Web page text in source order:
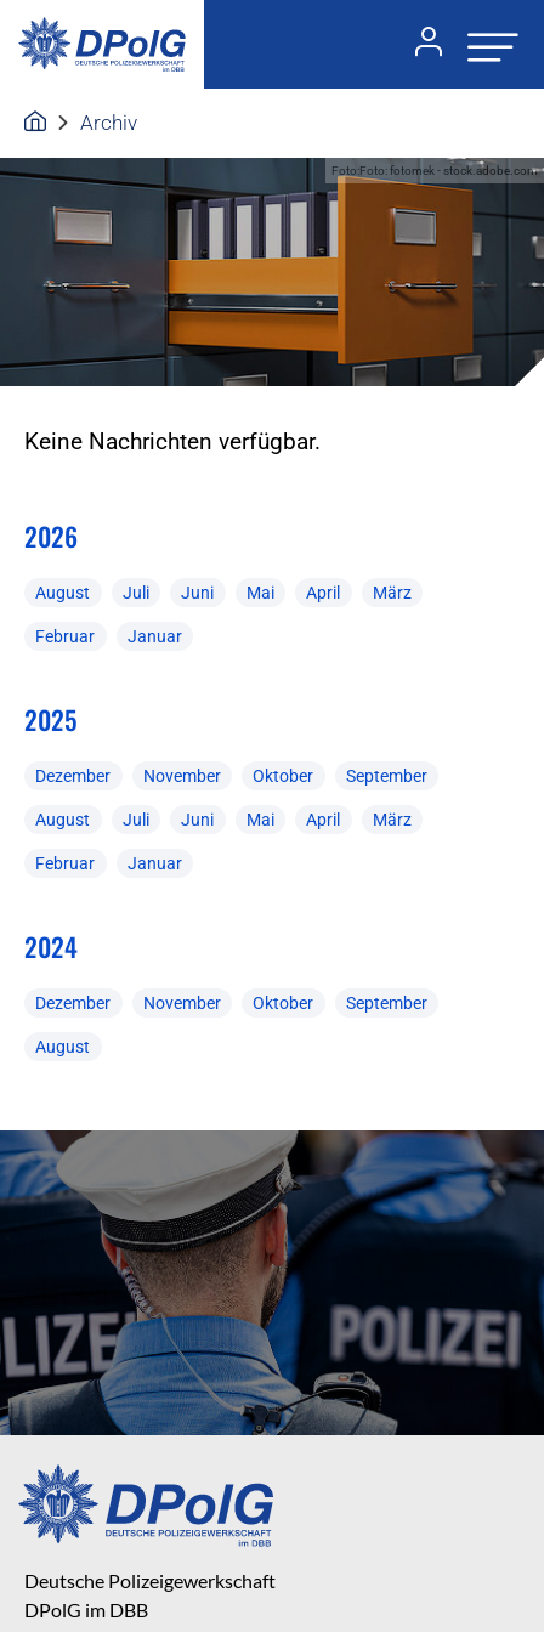
Archiv
Foto:Foto: fotomek - stock.adobe.com
Keine Nachrichten verfügbar.
2026
August Juli Juni Mai April März
Februar Januar
2025
Dezember November Oktober September
August Juli Juni Mai April März
Februar Januar
2024
Dezember November Oktober September
August
Deutsche Polizeigewerkschaft
DPolG im DBB